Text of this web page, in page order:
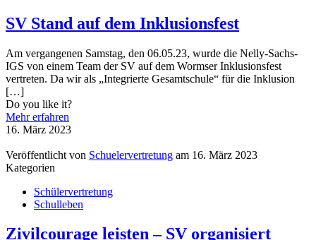
SV Stand auf dem Inklusionsfest
Am vergangenen Samstag, den 06.05.23, wurde die Nelly-Sachs-
IGS von einem Team der SV auf dem Wormser Inklusionsfest
vertreten. Da wir als „Integrierte Gesamtschule“ für die Inklusion
[…]
Do you like it?
Mehr erfahren
16. März 2023
Veröffentlicht von Schuelervertretung am 16. März 2023
Kategorien
Schülervertretung
Schulleben
Zivilcourage leisten – SV organisiert